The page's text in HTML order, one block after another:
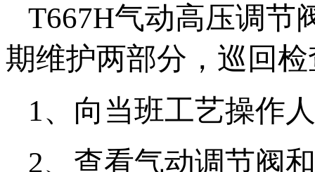
T667H气动高压调节
期维护两部分，巡回
1、向当班工艺操作
2、查看气动调节阀